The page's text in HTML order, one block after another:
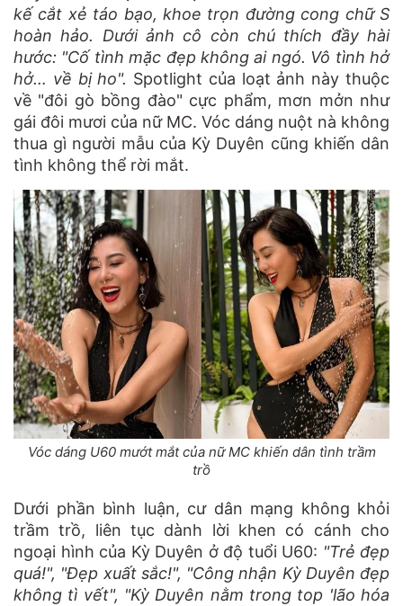
kế cắt xẻ táo bạo, khoe trọn đường cong chữ S
hoàn hảo. Dưới ảnh cô còn chú thích đầy hài
hước: "Cố tình mặc đẹp không ai ngó. Vô tình hở
hở… về bị ho". Spotlight của loạt ảnh này thuộc
về "đôi gò bồng đào" cực phẩm, mơn mởn như
gái đôi mươi của nữ MC. Vóc dáng nuột nà không
thua gì người mẫu của Kỳ Duyên cũng khiến dân
tình không thể rời mắt.
Vóc dáng U60 mướt mắt của nữ MC khiến dân tình trầm
trồ
Dưới phần bình luận, cư dân mạng không khỏi
trầm trồ, liên tục dành lời khen có cánh cho
ngoại hình của Kỳ Duyên ở độ tuổi U60: "Trẻ đẹp
quá!", "Đẹp xuất sắc!", "Công nhận Kỳ Duyên đẹp
không tì vết", "Kỳ Duyên nằm trong top 'lão hóa